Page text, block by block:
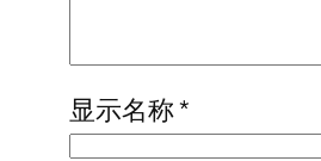
显示名称*